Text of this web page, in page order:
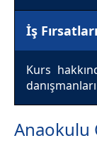
İş
Kurs
Anaokulu